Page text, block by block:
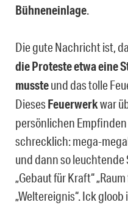
Bühneneinlage.
Die gute Nachricht ist,
die Proteste etwa eine
mussteund das tolle
DiesesFeuerwerkwar
persönlichen
schrecklich: mega-
und dann so leuchtende
„Gebaut für Kraft“
„Weltereignis“. Ick